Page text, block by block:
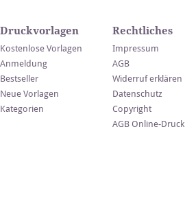
Druckvorlagen
Kostenlose Vorlagen
Anmeldung
Bestseller
Neue Vorlagen
Kategorien
Rechtliches
Impressum
AGB
Widerruf erklären
Datenschutz
Copyright
AGB Online-Druck